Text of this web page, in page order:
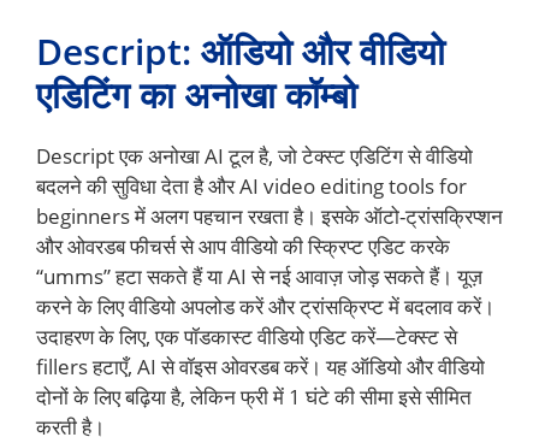
Descript: ऑडियो और वीडियो
एडिटिंग का अनोखा कॉम्बो
Descript एक अनोखा AI टूल है, जो टेक्स्ट एडिटिंग से वीडियो
बदलने की सुविधा देता है और AI video editing tools for
beginners में अलग पहचान रखता है। इसके ऑटो-ट्रांसक्रिप्शन
और ओवरडब फीचर्स से आप वीडियो की स्क्रिप्ट एडिट करके
“umms” हटा सकते हैं या AI से नई आवाज़ जोड़ सकते हैं। यूज़
करने के लिए वीडियो अपलोड करें और ट्रांसक्रिप्ट में बदलाव करें।
उदाहरण के लिए, एक पॉडकास्ट वीडियो एडिट करें—टेक्स्ट से
fillers हटाएँ, AI से वॉइस ओवरडब करें। यह ऑडियो और वीडियो
दोनों के लिए बढ़िया है, लेकिन फ्री में 1 घंटे की सीमा इसे सीमित
करती है।